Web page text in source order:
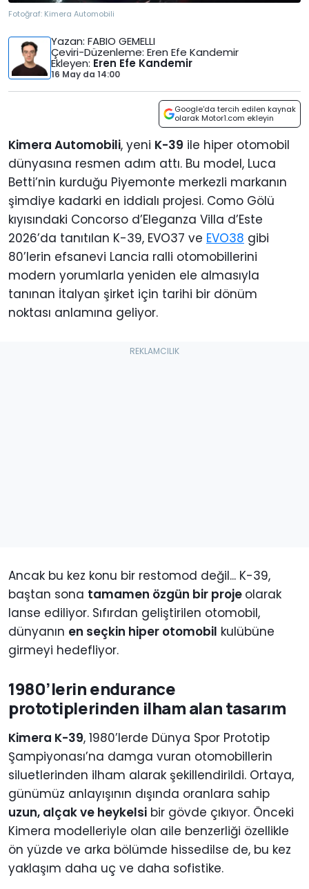
Fotoğraf: Kimera Automobili
Yazan: FABIO GEMELLI
Çeviri-Düzenleme: Eren Efe Kandemir
Ekleyen: Eren Efe Kandemir
16 May da 14:00
Google'da tercih edilen kaynak
olarak Motor1.com ekleyin
Kimera Automobili, yeni K-39 ile hiper otomobil
dünyasına resmen adım attı. Bu model, Luca
Betti’nin kurduğu Piyemonte merkezli markanın
şimdiye kadarki en iddialı projesi. Como Gölü
kıyısındaki Concorso d’Eleganza Villa d’Este
2026’da tanıtılan K-39, EVO37 ve EVO38 gibi
80’lerin efsanevi Lancia ralli otomobillerini
modern yorumlarla yeniden ele almasıyla
tanınan İtalyan şirket için tarihi bir dönüm
noktası anlamına geliyor.
Ancak bu kez konu bir restomod değil... K-39,
baştan sona tamamen özgün bir proje olarak
lanse ediliyor. Sıfırdan geliştirilen otomobil,
dünyanın en seçkin hiper otomobil kulübüne
girmeyi hedefliyor.
1980’lerin endurance
prototiplerinden ilham alan tasarım
Kimera K-39, 1980’lerde Dünya Spor Prototip
Şampiyonası’na damga vuran otomobillerin
siluetlerinden ilham alarak şekillendirildi. Ortaya,
günümüz anlayışının dışında oranlara sahip
uzun, alçak ve heykelsi bir gövde çıkıyor. Önceki
Kimera modelleriyle olan aile benzerliği özellikle
ön yüzde ve arka bölümde hissedilse de, bu kez
yaklaşım daha uç ve daha sofistike.